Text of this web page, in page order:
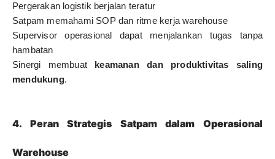
Pergerakan logistik berjalan teratur
Satpam memahami SOP dan ritme kerja warehouse
Supervisor operasional dapat menjalankan tugas tanpa
hambatan
Sinergi membuat keamanan dan produktivitas saling
mendukung.
4. Peran Strategis Satpam dalam Operasional
Warehouse